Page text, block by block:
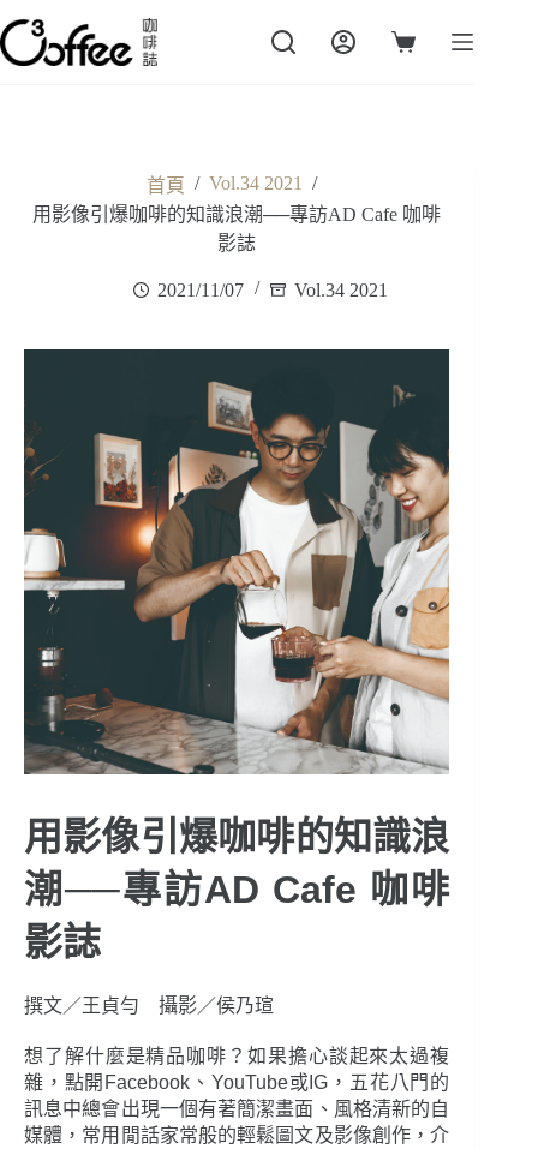
跳
至
主
購
首頁 / Vol.34 2021
/
用影像引爆咖啡的知識浪潮──專訪AD Cafe 咖啡
影誌
2021/11/07 Vol.34 2021
用影像引爆咖啡的知識浪
潮──專訪AD Cafe 咖啡
影誌
撰文／王貞勻 攝影／侯乃瑄
想了解什麼是精品咖啡？如果擔心談起來太過複
雜，點開Facebook、YouTube或IG，五花八門的
訊息中總會出現一個有著簡潔畫面、風格清新的自
媒體，常用閒話家常般的輕鬆圖文及影像創作，介